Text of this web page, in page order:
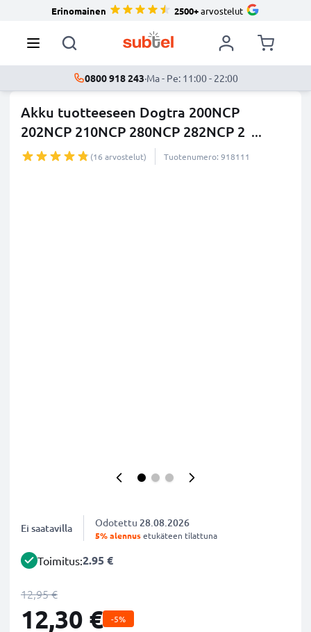
Erinomainen 2500+arvostelut
0800 918 243·Ma - Pe: 11:00 - 22:00
Akku tuotteeseen Dogtra 200NCP
202NCP 210NCP 280NCP 282NCP 2 ...
lisää
(16 arvostelut) Tuotenumero: 918111
Ei saatavilla Odotettu 28.08.2026
5% alennusetukäteen tilattuna
Toimitus:2.95 €
12,95 €
12,30 € -5%